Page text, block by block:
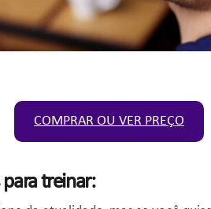
COMPRAR OU VER PREÇO
treinar: